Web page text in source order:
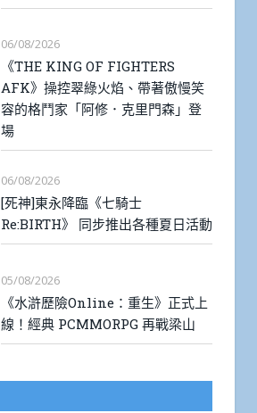
06/08/2026
《THE KING OF FIGHTERS
AFK》操控翠綠火焰、帶著傲慢笑
容的格鬥家「阿修．克里門森」登
場
06/08/2026
[死神]東永降臨《七騎士
Re:BIRTH》 同步推出各種夏日活動
05/08/2026
《水滸歷險Online：重生》正式上
線！經典 PCMMORPG 再戰梁山